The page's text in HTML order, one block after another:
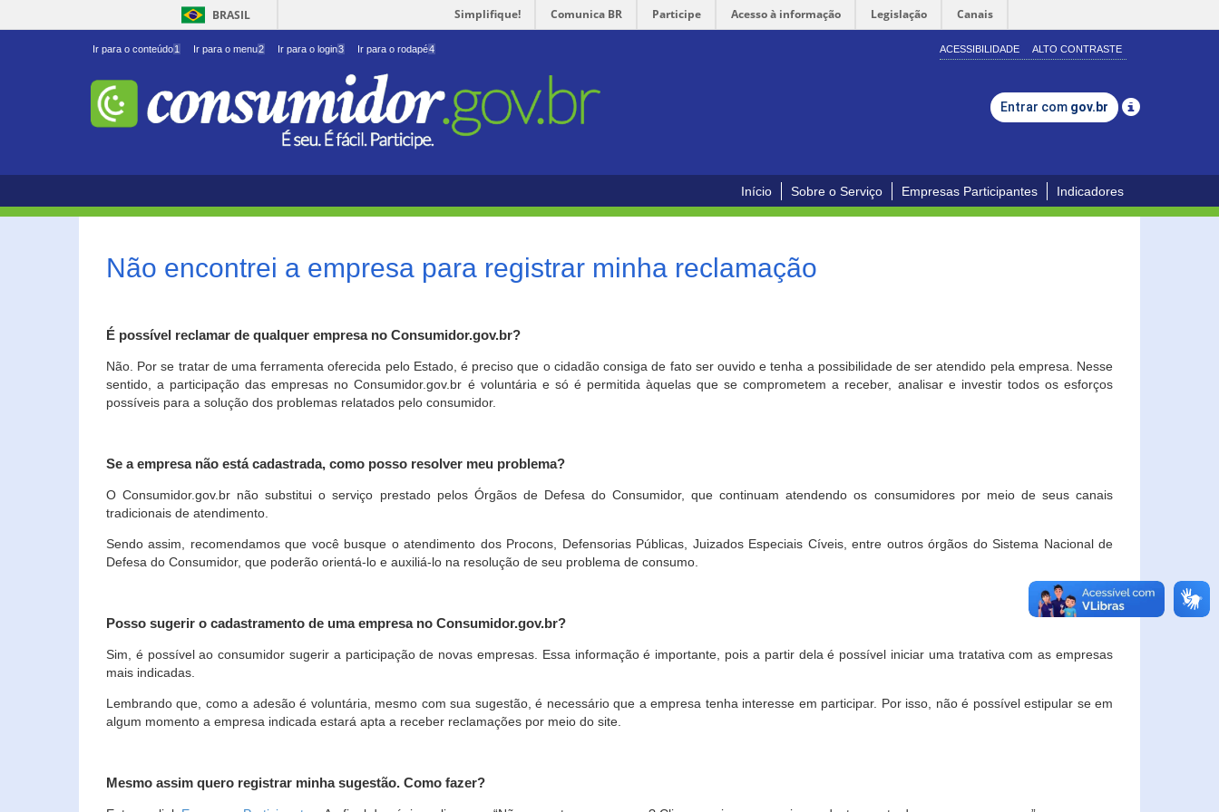
BRASIL Simplifique! Comunica BR Participe Acesso à informação Legislação Canais
Ir para o conteúdo1 Ir para o menu2 Ir para o login3 Ir para o rodapé4 ACESSIBILIDADE ALTO CONTRASTE
Entrar com gov.br
Início Sobre o Serviço Empresas Participantes Indicadores
Não encontrei a empresa para registrar minha reclamação
É possível reclamar de qualquer empresa no Consumidor.gov.br?
Não. Por se tratar de uma ferramenta oferecida pelo Estado, é preciso que o cidadão consiga de fato ser ouvido e tenha a possibilidade de ser atendido pela empresa. Nesse
sentido, a participação das empresas no Consumidor.gov.br é voluntária e só é permitida àquelas que se comprometem a receber, analisar e investir todos os esforços
possíveis para a solução dos problemas relatados pelo consumidor.
Se a empresa não está cadastrada, como posso resolver meu problema?
O Consumidor.gov.br não substitui o serviço prestado pelos Órgãos de Defesa do Consumidor, que continuam atendendo os consumidores por meio de seus canais
tradicionais de atendimento.
Sendo assim, recomendamos que você busque o atendimento dos Procons, Defensorias Públicas, Juizados Especiais Cíveis, entre outros órgãos do Sistema Nacional de
Defesa do Consumidor, que poderão orientá-lo e auxiliá-lo na resolução de seu problema de consumo.
Posso sugerir o cadastramento de uma empresa no Consumidor.gov.br?
Sim, é possível ao consumidor sugerir a participação de novas empresas. Essa informação é importante, pois a partir dela é possível iniciar uma tratativa com as empresas
mais indicadas.
Lembrando que, como a adesão é voluntária, mesmo com sua sugestão, é necessário que a empresa tenha interesse em participar. Por isso, não é possível estipular se em
algum momento a empresa indicada estará apta a receber reclamações por meio do site.
Mesmo assim quero registrar minha sugestão. Como fazer?